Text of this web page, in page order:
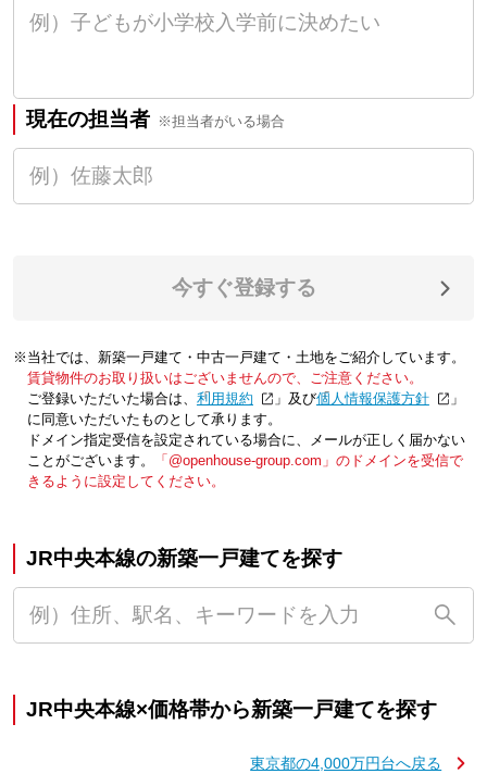
現在の担当者 ※担当者がいる場合
今すぐ登録する
※当社では、新築一戸建て・中古一戸建て・土地をご紹介しています。
賃貸物件のお取り扱いはございませんので、ご注意ください。
ご登録いただいた場合は、「利用規約 」及び「個人情報保護方針
」
に同意いただいたものとして承ります。
ドメイン指定受信を設定されている場合に、メールが正しく届かない
ことがございます。
「@openhouse-group.com」のドメインを受信で
きるように設定してください。
JR中央本線の新築一戸建てを探す
JR中央本線×価格帯から新築一戸建てを探す
東京都の4,000万円台へ戻る